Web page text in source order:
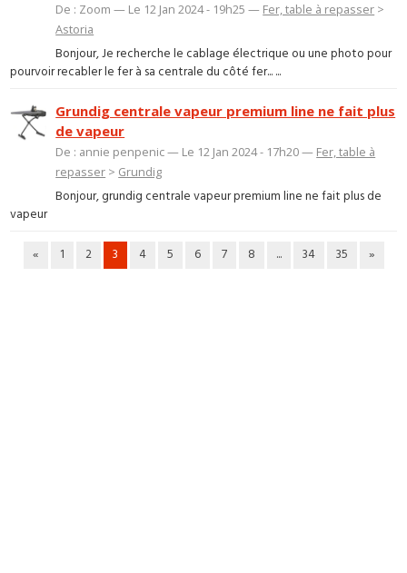
De : Zoom — Le 12 Jan 2024 - 19h25 — Fer, table à repasser >
Astoria
Bonjour, Je recherche le cablage électrique ou une photo pour
pourvoir recabler le fer à sa centrale du côté fer... ...
Grundig centrale vapeur premium line ne fait plus
de vapeur
De : annie penpenic — Le 12 Jan 2024 - 17h20 — Fer, table à
repasser > Grundig
Bonjour, grundig centrale vapeur premium line ne fait plus de
vapeur
« 1 2 3 4 5 6 7 8 ... 34 35 »